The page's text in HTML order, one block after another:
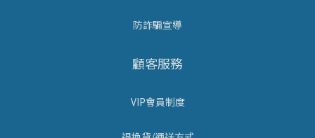
防詐騙宣導
顧客服務
VIP會員制度